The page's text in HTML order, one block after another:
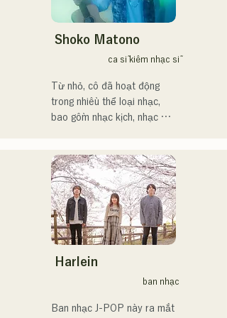
するため、日々探求を続け
ている。現在はSNSを中心
に、自身の表現を発信中。
Shoko Matono
ca sĩ kiêm nhạc sĩ
Từ nhỏ, cô đã hoạt động
trong nhiều thể loại nhạc,
bao gồm nhạc kịch, nhạc
2011.
Cô đã xuất hiện trên nhiều
phương tiện truyền thông,
chủ yếu tại quê nhà
Fukuoka và Kyushu, và cũng
tham gia vào nhiều bài hát
và phim quảng cáo của các
2017, cô sống tại Tokyo, nơi
Harlein
ban nhạc
Ban nhạc J-POP này ra mắt